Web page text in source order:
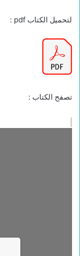
لتحميل الكتاب pdf :
تصفح الكتاب :